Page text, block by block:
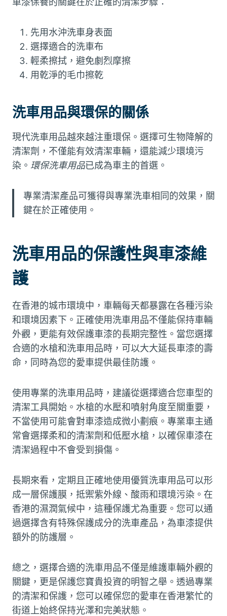
先用水沖洗車身表面
選擇適合的洗車布
輕柔擦拭，避免劇烈摩擦
用乾淨的毛巾擦乾
洗車用品與環保的關係
現代洗車用品越來越注重環保。選擇可生物降解的
清潔劑，不僅能有效清潔車輛，還能減少環境污
染。 環保洗車用品已成為車主的首選。
專業清潔產品可獲得與專業洗車相同的效果，關
鍵在於正確使用。
洗車用品的保護性與車漆維
護
在香港的城市環境中，車輛每天都暴露在各種污染
和環境因素下。正確使用洗車用品不僅能保持車輛
外觀，更能有效保護車漆的長期完整性。當您選擇
合適的水槍和洗車用品時，可以大大延長車漆的壽
命，同時為您的愛車提供最佳防護。
使用專業的洗車用品時，建議從選擇適合您車型的
清潔工具開始。水槍的水壓和噴射角度至關重要，
不當使用可能會對車漆造成微小劃痕。專業車主通
常會選擇柔和的清潔劑和低壓水槍，以確保車漆在
清潔過程中不會受到損傷。
長期來看，定期且正確地使用優質洗車用品可以形
成一層保護膜，抵禦紫外線、酸雨和環境污染。在
香港的濕潤氣候中，這種保護尤為重要。您可以通
過選擇含有特殊保護成分的洗車產品，為車漆提供
額外的防護層。
總之，選擇合適的洗車用品不僅是維護車輛外觀的
關鍵，更是保護您寶貴投資的明智之舉。透過專業
的清潔和保護，您可以確保您的愛車在香港繁忙的
街道上始終保持光澤和完美狀態。